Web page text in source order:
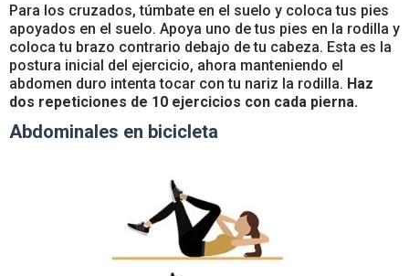
Para los cruzados, túmbate en el suelo y coloca tus pies
apoyados en el suelo. Apoya uno de tus pies en la rodilla y
coloca tu brazo contrario debajo de tu cabeza. Esta es la
postura inicial del ejercicio, ahora manteniendo el
abdomen duro intenta tocar con tu nariz la rodilla. Haz
dos repeticiones de 10 ejercicios con cada pierna.
Abdominales en bicicleta